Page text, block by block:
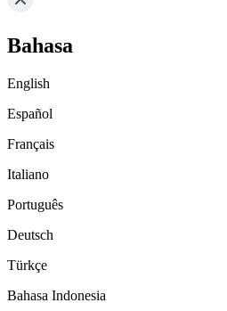
Bahasa
English
Español
Français
Italiano
Português
Deutsch
Türkçe
Bahasa Indonesia